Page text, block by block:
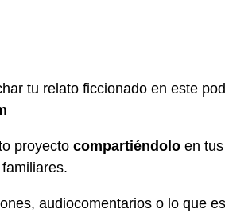
tu relato ficcionado en este
proyecto compartiéndolo en
audiocomentarios o lo que